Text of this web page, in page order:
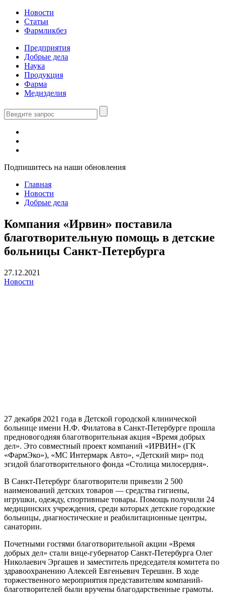
Новости
Статьи
Фармликбез
Предприятия
Добрые дела
Наука
Продукция
Фарма
Медизделия
Подпишитесь на наши обновления
Главная
Новости
Добрые дела
Компания «Ирвин» поставила
благотворительную помощь в детские
больницы Санкт-Петербурга
27.12.2021
Новости
27 декабря 2021 года в Детской городской клинической
больнице имени Н.Ф. Филатова в Санкт-Петербурге прошла
предновогодняя благотворительная акция «Время добрых
дел». Это совместный проект компаний «ИРВИН» (ГК
«ФармЭко»), «МС Интермарк Авто», «Детский мир» под
эгидой благотворительного фонда «Столица милосердия».
В Санкт-Петербург благотворители привезли 2 500
наименований детских товаров — средства гигиены,
игрушки, одежду, спортивные товары. Помощь получили 24
медицинских учреждения, среди которых детские городские
больницы, диагностические и реабилитационные центры,
санатории.
Почетными гостями благотворительной акции «Время
добрых дел» стали вице-губернатор Санкт-Петербурга Олег
Николаевич Эргашев и заместитель председателя комитета по
здравоохранению Алексей Евгеньевич Терешин. В ходе
торжественного мероприятия представителям компаний-
благотворителей были вручены благодарственные грамоты.